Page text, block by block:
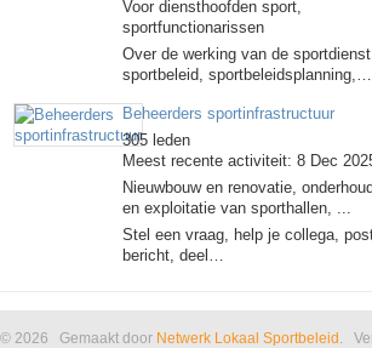
Voor diensthoofden sport,
sportfunctionarissen
Over de werking van de sportdienst,
sportbeleid, sportbeleidsplanning,…
Beheerders sportinfrastructuur
305 leden
Meest recente activiteit: 8 Dec
Nieuwbouw en renovatie,
en exploitatie van sporthallen, ...
Stel een vraag, help je collega,
bericht, deel…
© 2026 Gemaakt door Netwerk Lokaal Sportbeleid.